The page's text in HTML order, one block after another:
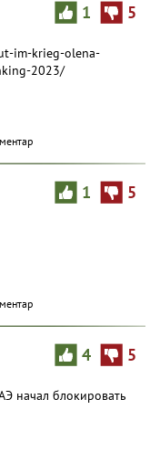
1 5
im-krieg-olena-
2023/
1 5
4 5
начал блокировать